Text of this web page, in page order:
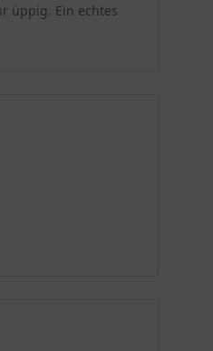
üppig. Ein echtes